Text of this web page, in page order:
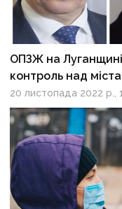
ОПЗЖ на
контроль над
20 листопада 2022 р.,